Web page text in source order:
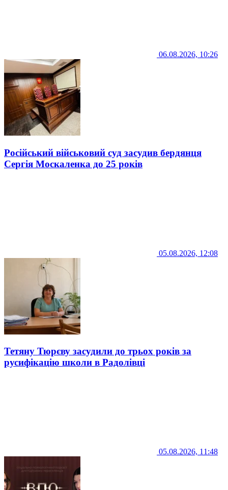
06.08.2026, 10:26
Російський військовий суд засудив бердянця
Сергія Москаленка до 25 років
05.08.2026, 12:08
Тетяну Тюрєву засудили до трьох років за
русифікацію школи в Радолівці
05.08.2026, 11:48